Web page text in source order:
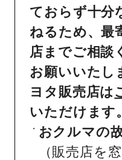
ておらず十分
ねるため、最
店までご相談
お願いいたし
ヨタ販売店は
いただけます。
おクルマの
（販売店を